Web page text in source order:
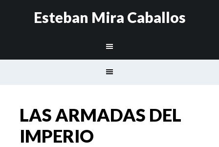
Esteban Mira Caballos
LAS ARMADAS DEL
IMPERIO